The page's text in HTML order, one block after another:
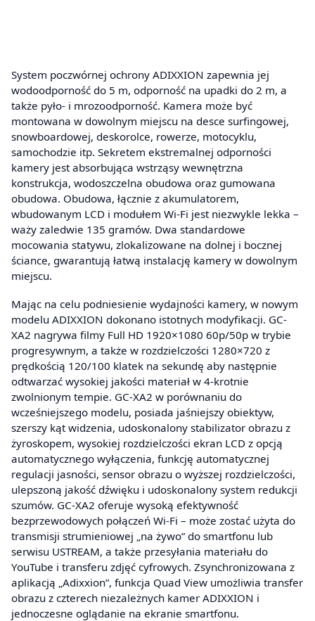
System poczwórnej ochrony ADIXXION zapewnia jej
wodoodporność do 5 m, odporność na upadki do 2 m, a
także pyło- i mrozoodporność. Kamera może być
montowana w dowolnym miejscu na desce surfingowej,
snowboardowej, deskorolce, rowerze, motocyklu,
samochodzie itp. Sekretem ekstremalnej odporności
kamery jest absorbująca wstrząsy wewnętrzna
konstrukcja, wodoszczelna obudowa oraz gumowana
obudowa. Obudowa, łącznie z akumulatorem,
wbudowanym LCD i modułem Wi-Fi jest niezwykle lekka –
waży zaledwie 135 gramów. Dwa standardowe
mocowania statywu, zlokalizowane na dolnej i bocznej
ściance, gwarantują łatwą instalację kamery w dowolnym
miejscu.
Mając na celu podniesienie wydajności kamery, w nowym
modelu ADIXXION dokonano istotnych modyfikacji. GC-
XA2 nagrywa filmy Full HD 1920×1080 60p/50p w trybie
progresywnym, a także w rozdzielczości 1280×720 z
prędkością 120/100 klatek na sekundę aby następnie
odtwarzać wysokiej jakości materiał w 4-krotnie
zwolnionym tempie. GC-XA2 w porównaniu do
wcześniejszego modelu, posiada jaśniejszy obiektyw,
szerszy kąt widzenia, udoskonalony stabilizator obrazu z
żyroskopem, wysokiej rozdzielczości ekran LCD z opcją
automatycznego wyłączenia, funkcję automatycznej
regulacji jasności, sensor obrazu o wyższej rozdzielczości,
ulepszoną jakość dźwięku i udoskonalony system redukcji
szumów. GC-XA2 oferuje wysoką efektywność
bezprzewodowych połączeń Wi-Fi – może zostać użyta do
transmisji strumieniowej „na żywo” do smartfonu lub
serwisu USTREAM, a także przesyłania materiału do
YouTube i transferu zdjęć cyfrowych. Zsynchronizowana z
aplikacją „Adixxion”, funkcja Quad View umożliwia transfer
obrazu z czterech niezależnych kamer ADIXXION i
jednoczesne oglądanie na ekranie smartfonu.